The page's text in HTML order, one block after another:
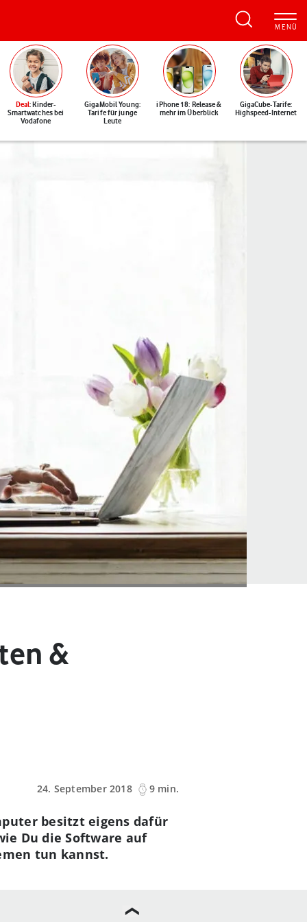
Deal: Kinder-
Smartwatches bei
Vodafone
GigaMobil Young:
Tarife für junge
Leute
iPhone 18: Release &
mehr im Überblick
GigaCube-Tarife:
Highspeed-Internet
&
24. September 2018
9 min.
besitzt eigens dafür
Du die Software auf
tun kannst.